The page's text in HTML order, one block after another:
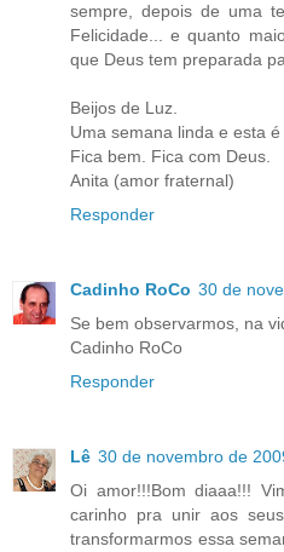
sempre, depois de uma
Felicidade... e quanto
que Deus tem preparada
Beijos de Luz.
Uma semana linda e esta
Fica bem. Fica com Deus.
Anita (amor fraternal)
Responder
Cadinho RoCo 30 de
Se bem observarmos, na
Cadinho RoCo
Responder
Lê 30 de novembro de
Oi amor!!!Bom diaaa!!!
carinho pra unir aos
transformarmos essa